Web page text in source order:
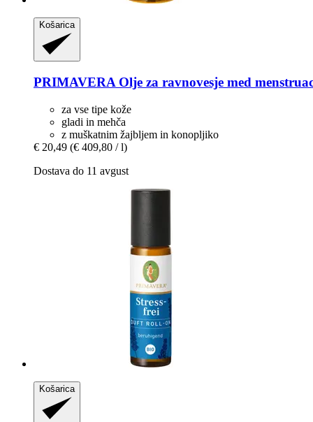
Košarica
PRIMAVERA Olje za ravnovesje med
za vse tipe kože
gladi in mehča
z muškatnim žajbljem in konopljiko
€ 20,49 (€ 409,80 / l)
Dostava do 11 avgust
Košarica